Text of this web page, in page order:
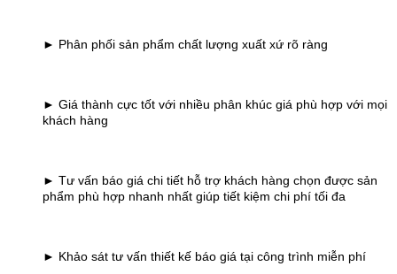
► Phân phối sản phẩm chất lượng xuất xứ rõ ràng
► Giá thành cực tốt với nhiều phân khúc giá phù hợp với mọi
khách hàng
► Tư vấn báo giá chi tiết hỗ trợ khách hàng chọn được sản
phẩm phù hợp nhanh nhất giúp tiết kiệm chi phí tối đa
► Khảo sát tư vấn thiết kế báo giá tại công trình miễn phí